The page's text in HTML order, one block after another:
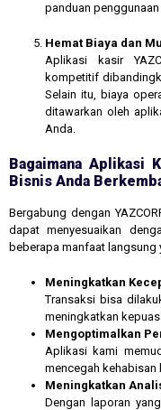
panduan
Hemat Biaya dan
Aplikasi kasir
kompetitif
Selain itu, biaya
ditawarkan oleh
Anda.
Bagaimana Aplikasi
Bisnis Anda
Bergabung dengan
dapat menyesuaikan
beberapa manfaat langsung
Meningkatkan
Transaksi bisa
meningkatkan
Mengoptimalkan
Aplikasi kami
mencegah kehabisan
Meningkatkan
Dengan laporan